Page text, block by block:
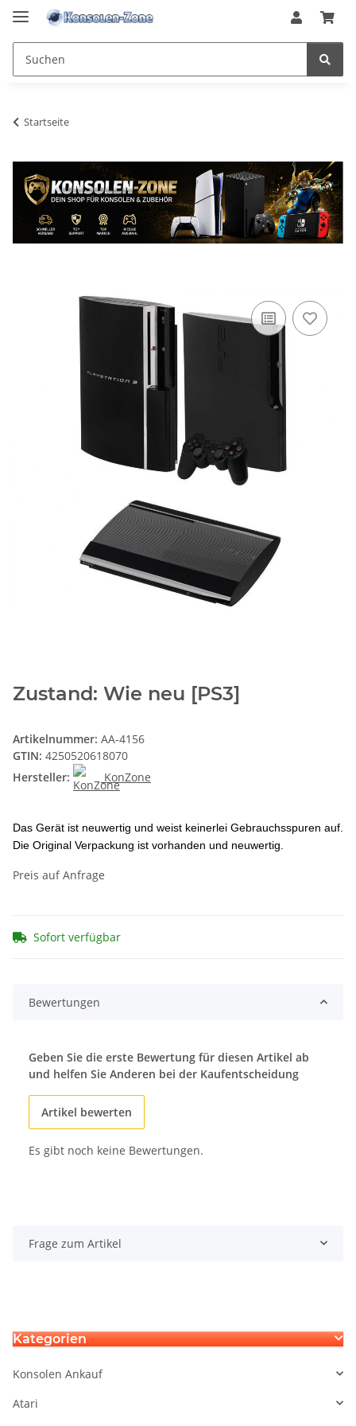
Startseite
Zustand: Wie neu [PS3]
Artikelnummer: AA-4156
GTIN: 4250520618070
Hersteller:
KonZone
Das Gerät ist neuwertig und weist keinerlei Gebrauchsspuren auf.
Die Original Verpackung ist vorhanden und neuwertig.
Preis auf Anfrage
Sofort verfügbar
Bewertungen
Geben Sie die erste Bewertung für diesen Artikel ab
und helfen Sie Anderen bei der Kaufentscheidung
Artikel bewerten
Es gibt noch keine Bewertungen.
Frage zum Artikel
Kategorien
Konsolen Ankauf
Atari